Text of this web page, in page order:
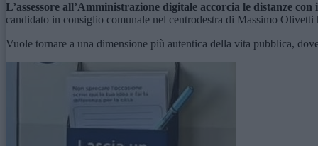
L’assessore all’Amministrazione digitale accorcia le distanze
candidato in consiglio comunale nel centrodestra di Massimo
Vuole tornare a una dimensione più autentica della vita pubblica,